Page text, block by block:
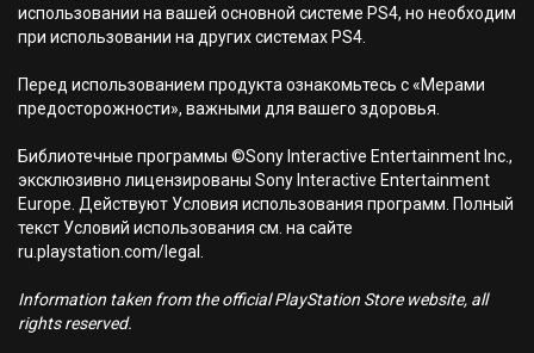
использовании на вашей основной системе PS4, но необходим
при использовании на других системах PS4.
Перед использованием продукта ознакомьтесь с «Мерами
предосторожности», важными для вашего здоровья.
Библиотечные программы ©Sony Interactive Entertainment Inc.,
эксклюзивно лицензированы Sony Interactive Entertainment
Europe. Действуют Условия использования программ. Полный
текст Условий использования см. на сайте
ru.playstation.com/legal.
Information taken from the official PlayStation Store website, all
rights reserved.